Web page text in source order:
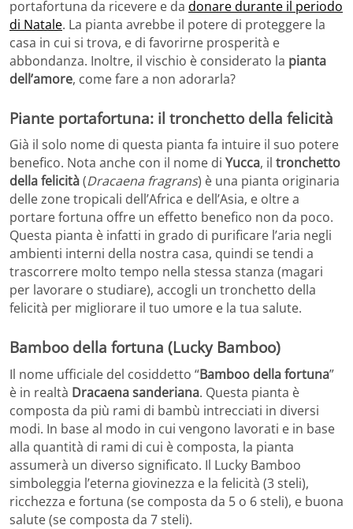
portafortuna da ricevere e da donare durante il periodo
di Natale. La pianta avrebbe il potere di proteggere la
casa in cui si trova, e di favorirne prosperità e
abbondanza. Inoltre, il vischio è considerato la pianta
dell’amore, come fare a non adorarla?
Piante portafortuna: il tronchetto della felicità
Già il solo nome di questa pianta fa intuire il suo potere
benefico. Nota anche con il nome di Yucca, il tronchetto
della felicità(Dracaena fragrans) è una pianta originaria
delle zone tropicali dell’Africa e dell’Asia, e oltre a
portare fortuna offre un effetto benefico non da poco.
Questa pianta è infatti in grado di purificare l’aria negli
ambienti interni della nostra casa, quindi se tendi a
trascorrere molto tempo nella stessa stanza (magari
per lavorare o studiare), accogli un tronchetto della
felicità per migliorare il tuo umore e la tua salute.
Bamboo della fortuna (Lucky Bamboo)
Il nome ufficiale del cosiddetto “Bamboo della fortuna”
è in realtà Dracaena sanderiana. Questa pianta è
composta da più rami di bambù intrecciati in diversi
modi. In base al modo in cui vengono lavorati e in base
alla quantità di rami di cui è composta, la pianta
assumerà un diverso significato. Il Lucky Bamboo
simboleggia l’eterna giovinezza e la felicità (3 steli),
ricchezza e fortuna (se composta da 5 o 6 steli), e buona
salute (se composta da 7 steli).